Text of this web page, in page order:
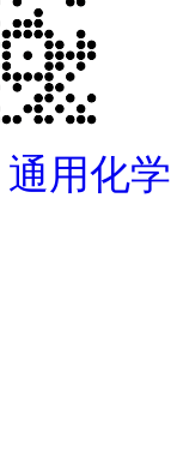
通用化学